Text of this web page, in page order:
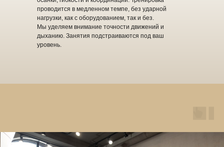
проводится в медленном темпе, без ударной
нагрузки, как с оборудованием, так и без.
Мы уделяем внимание точности движений и
дыханию. Занятия подстраиваются под ваш
уровень.